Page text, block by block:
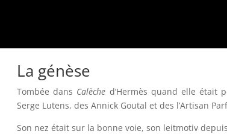
La génèse
Tombée dans Calèche d’Hermès quand elle était
Serge Lutens, des Annick Goutal et des l’Artisan
Son nez était sur la bonne voie, son leitmotiv